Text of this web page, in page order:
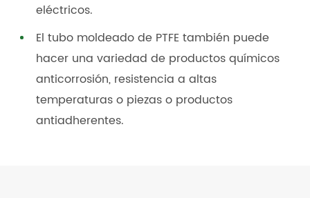
eléctricos.
El tubo moldeado de PTFE también puede
hacer una variedad de productos químicos
anticorrosión, resistencia a altas
temperaturas o piezas o productos
antiadherentes.